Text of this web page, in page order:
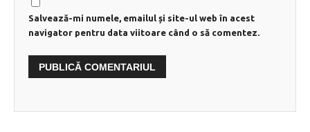
Salvează-mi numele, emailul și site-ul web în acest
navigator pentru data viitoare când o să comentez.